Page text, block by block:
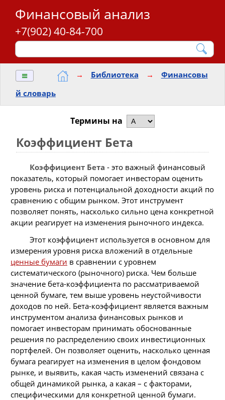
Финансовый анализ
+7(902) 40-84-700
≡ → Библиотека →
Финансовы
й словарь
Термины на
Коэффициент Бета
Коэффициент Бета - это важный финансовый
показатель, который помогает инвесторам оценить
уровень риска и потенциальной доходности акций по
сравнению с общим рынком. Этот инструмент
позволяет понять, насколько сильно цена конкретной
акции реагирует на изменения рыночного индекса.
Этот коэффициент используется в основном для
измерения уровня риска вложений в отдельные
ценные бумаги в сравнении с уровнем
систематического (рыночного) риска. Чем больше
значение бета-коэффициента по рассматриваемой
ценной бумаге, тем выше уровень неустойчивости
доходов по ней. Бета-коэффициент является важным
инструментом анализа финансовых рынков и
помогает инвесторам принимать обоснованные
решения по распределению своих инвестиционных
портфелей. Он позволяет оценить, насколько ценная
бумага реагирует на изменения в целом фондовом
рынке, и выявить, какая часть изменений связана с
общей динамикой рынка, а какая – с факторами,
специфическими для конкретной ценной бумаги.